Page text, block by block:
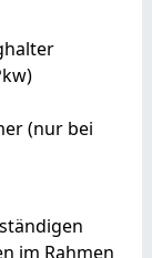
(nur bei
im Rahmen